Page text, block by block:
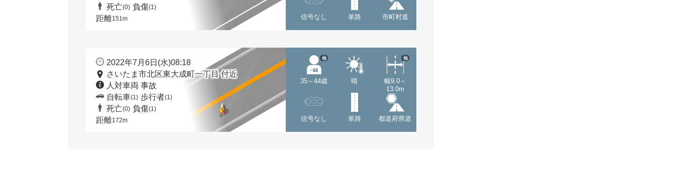
死亡(0) 負傷(1)
距離151m 信号なし 単路 市町村道
2022年7月6日(水)08:18
さいたま市北区東大成町一丁目 付近
人対車両 事故
自転車(1) 歩行者(1)
死亡(0) 負傷(1)
距離172m
35～44歳
他
晴
幅9.0～
13.0m
他
信号なし 単路 都道府県道